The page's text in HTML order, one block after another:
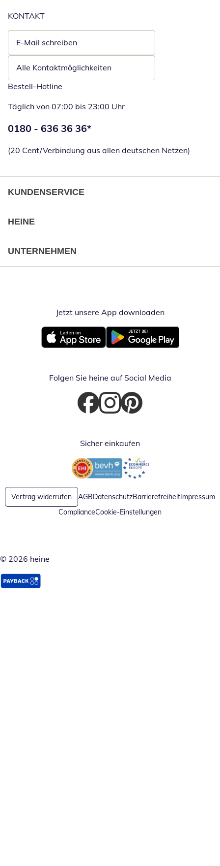
KONTAKT
E-Mail schreiben
Öffnet E-Mail-Client
Alle Kontaktmöglichkeiten
Bestell-Hotline
Täglich von 07:00 bis 23:00 Uhr
Telefonnummer:
0180 - 636 36 36*
(20 Cent/Verbindung aus allen deutschen Netzen)
KUNDENSERVICE
HEINE
UNTERNEHMEN
Jetzt unsere App downloadenÖffnet in
Öffnet in neuem FensterÖffnet in neuem Fenster
Folgen Sie heine auf Social Media
Öffnet in neuem Fenster
Öffnet in neuem Fenster
Öffnet in neuem Fenster
Sicher einkaufen
Öffnet in neuem FensterÖffnet in neuem Fenster
Vertrag widerrufen AGBDatenschutzBarrierefreiheit Impressum
ComplianceCookie-Einstellungen
© 2026 heine